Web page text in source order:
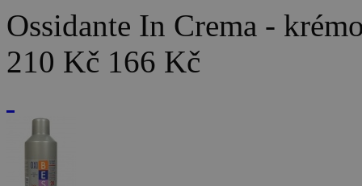
Ossidante In Crema -
210 Kč 166 Kč